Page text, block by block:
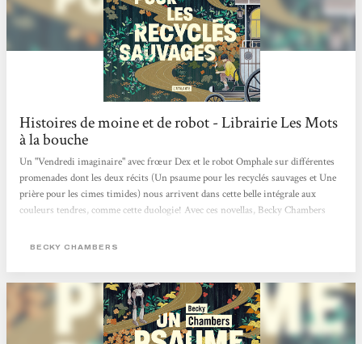
Histoires de moine et de robot - Librairie Les Mots
à la bouche
Un "Vendredi imaginaire" avec frœur Dex et le robot Omphale sur différentes
promenades dont les deux récits (Un psaume pour les recyclés sauvages et Une
prière pour les cimes timides) nous arrivent dans cette belle intégrale aux
couleurs tendres, comme cette duologie! Avec ces novellas, Becky Chambers
mélancoliques, notre lien au vivant (synthétique ou organique) et ce dont nous
Surgers, ces "Histoires de moine et de robot" sont publiés aux éditions
L'Atalante qui...
BECKY CHAMBERS